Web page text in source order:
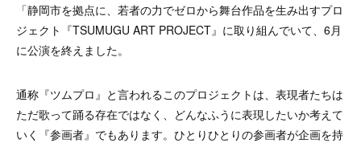
「静岡市を拠点に、若者の力でゼロから舞台作品を生み出すプロ
ジェクト『TSUMUGU ART PROJECT』に取り組んでいて、6月
に公演を終えました。
通称『ツムプロ』と言われるこのプロジェクトは、表現者たちは
ただ歌って踊る存在ではなく、どんなふうに表現したいか考えて
いく『参画者』でもあります。ひとりひとりの参画者が企画を持